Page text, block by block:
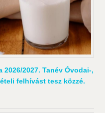
2026/2027. Tanév Óvodai-,
felhívást tesz közzé.